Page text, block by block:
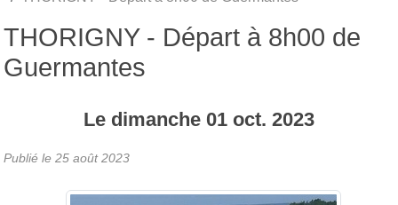
THORIGNY - Départ à 8h00 de
Guermantes
Le dimanche 01 oct. 2023
Publié le 25 août 2023